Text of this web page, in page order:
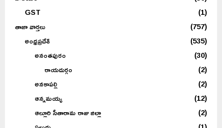
GST
(1)
తాజా వార్తలు
(757)
అంధ్రప్రదేశ్
(535)
అనంతపురం
(30)
రాయదుర్గం
(2)
అనకాపల్లి
(2)
ఆన్నమయ్య
(12)
ఆల్లూరి సీతారామ రాజు జిల్లా
(2)